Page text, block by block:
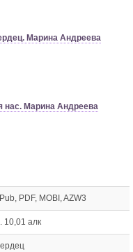
Марина Андреева
нас. Марина Андреева
PDF, MOBI, AZW3
10,01 алк